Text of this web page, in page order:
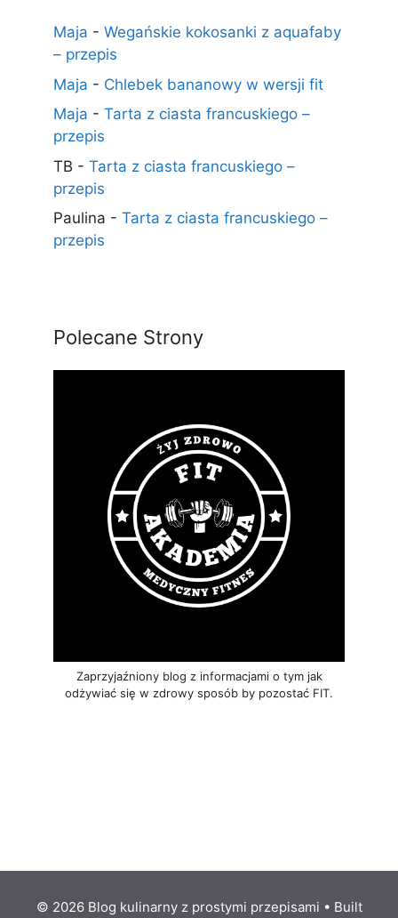
Maja - Wegańskie kokosanki z aquafaby
– przepis
Maja - Chlebek bananowy w wersji fit
Maja - Tarta z ciasta francuskiego –
przepis
TB - Tarta z ciasta francuskiego –
przepis
Paulina - Tarta z ciasta francuskiego –
przepis
Polecane Strony
Zaprzyjaźniony blog z informacjami o tym jak
odżywiać się w zdrowy sposób by pozostać FIT.
© 2026 Blog kulinarny z prostymi przepisami • Built